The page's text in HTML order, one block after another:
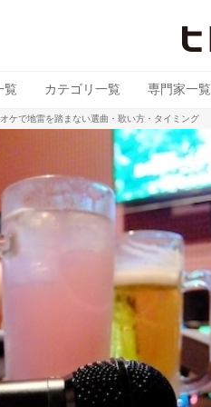
覧 カテゴリ一覧 専門家一覧
ケで地雷を踏まない選曲・歌い方・タイミング